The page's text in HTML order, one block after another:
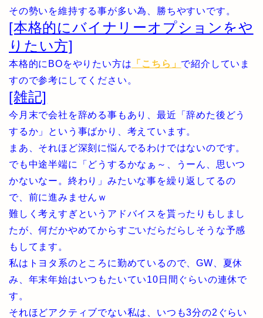
その勢いを維持する事が多い為、勝ちやすいです。
[本格的にバイナリーオプションをや
りたい方]
本格的にBOをやりたい方は 「こちら」 で紹介していま
すので参考にしてください。
[雑記]
今月末で会社を辞める事もあり、最近「辞めた後どう
するか」という事ばかり、考えています。
まあ、それほど深刻に悩んでるわけではないのです。
でも中途半端に「どうするかなぁ～、うーん、思いつ
かないなー。終わり」みたいな事を繰り返してるの
で、前に進みませんｗ
難しく考えすぎというアドバイスを貰ったりもしまし
たが、何だかやめてからすごいだらだらしそうな予感
もしてます。
私はトヨタ系のところに勤めているので、GW、夏休
み、年末年始はいつもたいてい10日間ぐらいの連休で
す。
それほどアクティブでない私は、いつも3分の2ぐらい